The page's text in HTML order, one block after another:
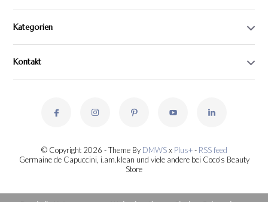
Kategorien
Kontakt
© Copyright 2026 - Theme By DMWSx Plus+- RSS feed
Germaine de Capuccini, i.am.klean und viele andere bei Coco's Beauty
Store